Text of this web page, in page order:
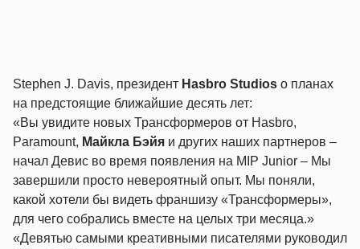
Stephen J. Davis, президент Hasbro Studios о планах
на предстоящие ближайшие десять лет:
«Вы увидите новых Трансформеров от Hasbro,
Paramount, Майкла Бэйя и других наших партнеров –
начал Девис во время появления на MIP Junior – Мы
завершили просто невероятный опыт. Мы поняли,
какой хотели бы видеть франшизу «Трансформеры»,
для чего собрались вместе на целых три месяца.»
«Девятью самыми креативными писателями руководил